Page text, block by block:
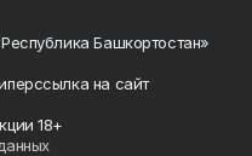
Башкортостан»
на сайт
18+